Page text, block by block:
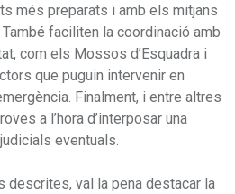
més preparats i amb els mitjans
faciliten la coordinació amb
com els Mossos d’Esquadra i
que puguin intervenir en
Finalment, i entre altres
a l’hora d’interposar una
eventuals.
descrites, val la pena destacar la